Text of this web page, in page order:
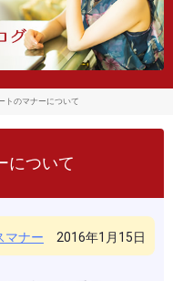
トのマナーについて
について
マナー 2016年1月15日